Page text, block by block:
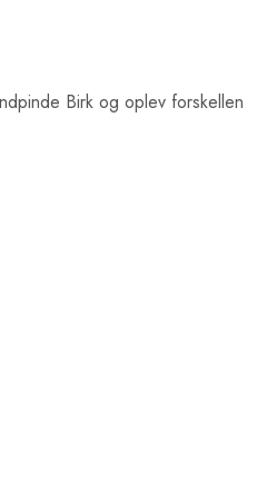
Birk og oplev forskellen